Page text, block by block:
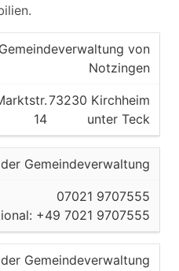
von
Notzingen
14
73230 Kirchheim
unter Teck
Gemeindeverwaltung
07021 9707555
+49 7021 9707555
Gemeindeverwaltung